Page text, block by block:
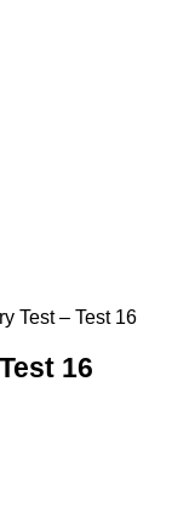
Test – Test 16
16